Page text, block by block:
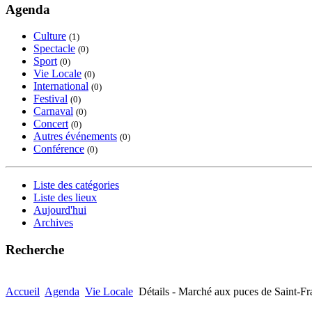
Agenda
Culture (1)
Spectacle (0)
Sport (0)
Vie Locale (0)
International (0)
Festival (0)
Carnaval (0)
Concert (0)
Autres événements (0)
Conférence (0)
Liste des catégories
Liste des lieux
Aujourd'hui
Archives
Recherche
Accueil Agenda Vie Locale Détails - Marché aux puces de Saint-